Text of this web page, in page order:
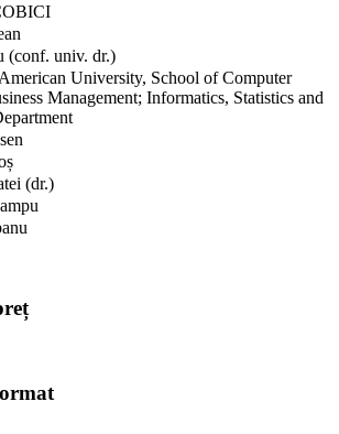
(conf. univ. dr.)
University, School of Computer
Management; Informatics, Statistics and
(dr.)